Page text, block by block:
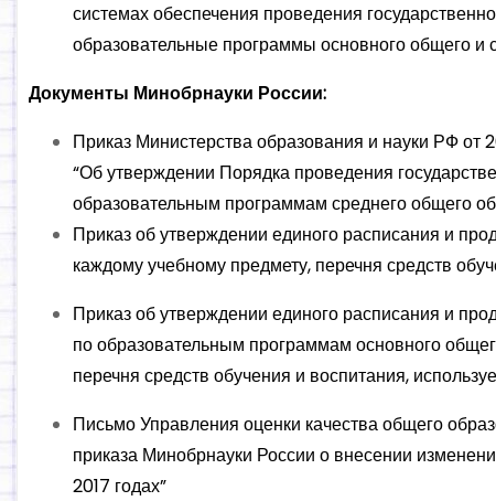
системах обеспечения проведения
образовательные программы основного общего и
Документы Минобрнауки России:
Приказ Министерства образования и науки РФ от
“Об утверждении Порядка проведения
образовательным программам среднего общего
Приказ об утверждении единого расписания и
каждому учебному предмету, перечня средств
Приказ об утверждении единого расписания и
по образовательным программам основного
перечня средств обучения и воспитания,
Письмо Управления оценки качества общего
приказа Минобрнауки России о внесении
2017 годах”